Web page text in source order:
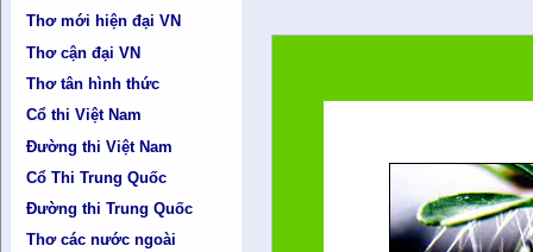
Thơ mới hiện đại VN
Thơ cận đại VN
Thơ tân hình thức
Cổ thi Việt Nam
Đường thi Việt Nam
Cổ Thi Trung Quốc
Đường thi Trung Quốc
Thơ các nước ngoài